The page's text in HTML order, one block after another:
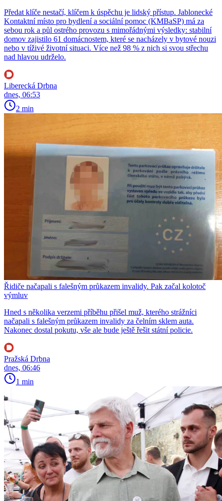
Předat klíče nestačí, klíčem k úspěchu je lidský přístup. Jablonecké
Kontaktní místo pro bydlení a sociální pomoc (KMBaSP) má za
sebou rok a půl ostrého provozu s mimořádnými výsledky: stabilní
domov zajistilo 61 domácnostem, které se nacházely v bytové nouzi
nebo v tíživé životní situaci. Více než 98 % z nich si svou střechu
nad hlavou udrželo.
Liberecká Drbna
dnes, 06:53
2 min
Řidiče načapali s falešným průkazem invalidy. Pak začal kolotoč
výmluv
Hned s několika verzemi příběhu přišel muž, kterého strážníci
načapali s falešným průkazem invalidy za čelním sklem auta.
Nakonec dostal pokutu, vše ale bude ještě řešit státní policie.
Pražská Drbna
dnes, 06:46
1 min